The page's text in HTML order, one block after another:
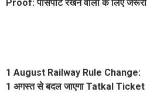
Proof: पासपोर्ट रखने वालों के लिए जरूरी
1 August Railway Rule Change:
1 अगस्त से बदल जाएगा Tatkal Ticket